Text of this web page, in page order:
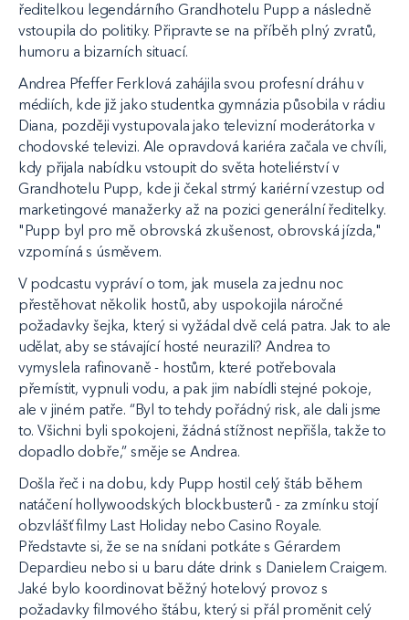
ředitelkou legendárního Grandhotelu Pupp a následně
vstoupila do politiky. Připravte se na příběh plný zvratů,
humoru a bizarních situací.
Andrea Pfeffer Ferklová zahájila svou profesní dráhu v
médiích, kde již jako studentka gymnázia působila v rádiu
Diana, později vystupovala jako televizní moderátorka v
chodovské televizi. Ale opravdová kariéra začala ve chvíli,
kdy přijala nabídku vstoupit do světa hoteliérství v
Grandhotelu Pupp, kde ji čekal strmý kariérní vzestup od
marketingové manažerky až na pozici generální ředitelky.
"Pupp byl pro mě obrovská zkušenost, obrovská jízda,"
vzpomíná s úsměvem.
V podcastu vypráví o tom, jak musela za jednu noc
přestěhovat několik hostů, aby uspokojila náročné
požadavky šejka, který si vyžádal dvě celá patra. Jak to ale
udělat, aby se stávající hosté neurazili? Andrea to
vymyslela rafinovaně - hostům, které potřebovala
přemístit, vypnuli vodu, a pak jim nabídli stejné pokoje,
ale v jiném patře. “Byl to tehdy pořádný risk, ale dali jsme
to. Všichni byli spokojeni, žádná stížnost nepřišla, takže to
dopadlo dobře,” směje se Andrea.
Došla řeč i na dobu, kdy Pupp hostil celý štáb během
natáčení hollywoodských blockbusterů - za zmínku stojí
obzvlášť filmy Last Holiday nebo Casino Royale.
Představte si, že se na snídani potkáte s Gérardem
Depardieu nebo si u baru dáte drink s Danielem Craigem.
Jaké bylo koordinovat běžný hotelový provoz s
požadavky filmového štábu, který si přál proměnit celý